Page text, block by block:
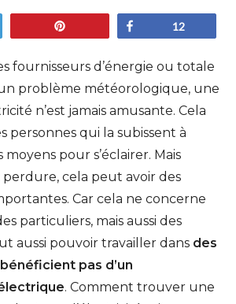
Enregistrer Partagez
12
fournisseurs d’énergie ou totale
problème météorologique, une
n’est jamais amusante. Cela
personnes qui la subissent à
pour s’éclairer. Mais
cela peut avoir des
Car cela ne concerne
particuliers, mais aussi des
aussi pouvoir travailler dans des
pas d’un
. Comment trouver une